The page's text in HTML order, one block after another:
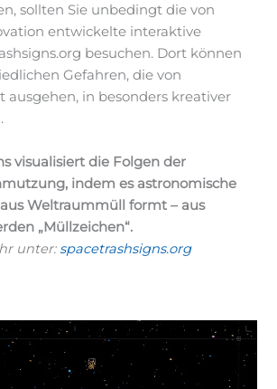
sollten Sie unbedingt die von
entwickelte interaktive
besuchen. Dort können
Gefahren, die von
ausgehen, in besonders kreativer
visualisiert die Folgen der
indem es astronomische
Weltraummüll formt – aus
„Müllzeichen“.
unter:spacetrashsigns.org